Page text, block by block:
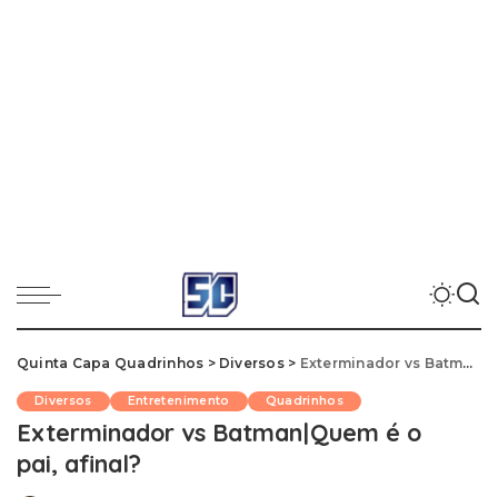
Quinta Capa Quadrinhos > Diversos> Exterminador vs Batman | Quem é o pai, afinal?
Diversos Entretenimento Quadrinhos
Exterminador vs Batman | Quem é o
pai, afinal?